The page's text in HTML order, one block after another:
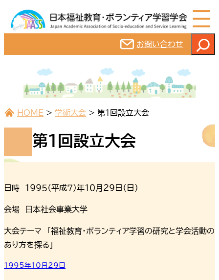
容
お問い合わせ
索
HOME > 学術大会 > 第１回設立大会
第１回設立大会
日時 １９９５（平成７）年１０月２９日（日）
会場 日本社会事業大学
大会テーマ 「福祉教育・ボランティア学習の研究と学会活動の
あり方を探る」
1995年10月29日